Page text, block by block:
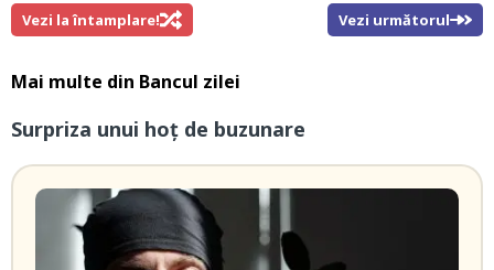
Vezi la întamplare! Vezi următorul
Mai multe din Bancul zilei
Surpriza unui hoţ de buzunare